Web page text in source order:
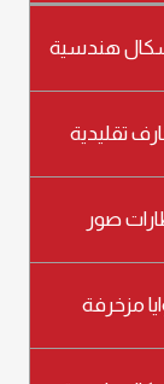
هندسية
تقليدية
صور
مزخرفة